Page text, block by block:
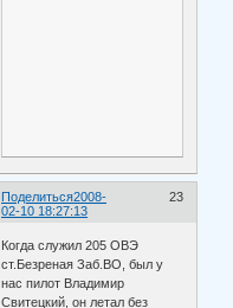
Поделиться 23
2008-
02-10 18:27:13
Когда служил 205 ОВЭ
ст.Безреная Заб.ВО, был у
нас пилот Владимир
Свитецкий, он летал без